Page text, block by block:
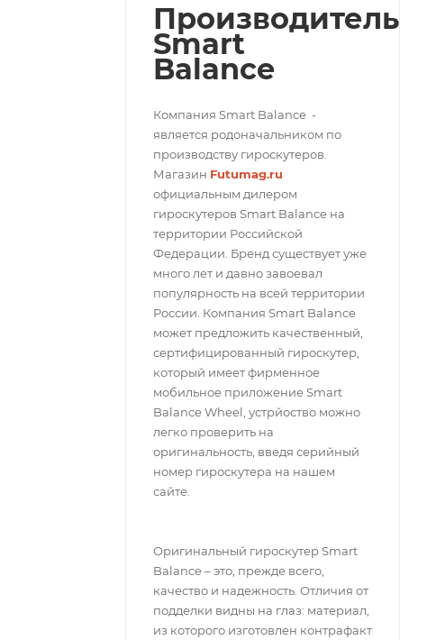
Производитель
Smart
Balance
Компания Smart Balance -
является родоначальником по
производству гироскутеров.
Магазин Futumag.ru
официальным дилером
гироскутеров Smart Balance на
территории Российской
Федерации. Бренд существует уже
много лет и давно завоевал
популярность на всей территории
России. Компания Smart Balance
может предложить качественный,
сертифицированный гироскутер,
который имеет фирменное
мобильное приложение Smart
Balance Wheel, устрйоство можно
легко проверить на
оригинальность, введя серийный
номер гироскутера на нашем
сайте.
Оригинальный гироскутер Smart
Balance – это, прежде всего,
качество и надежность. Отличия от
подделки видны на глаз: материал,
из которого изготовлен контрафакт